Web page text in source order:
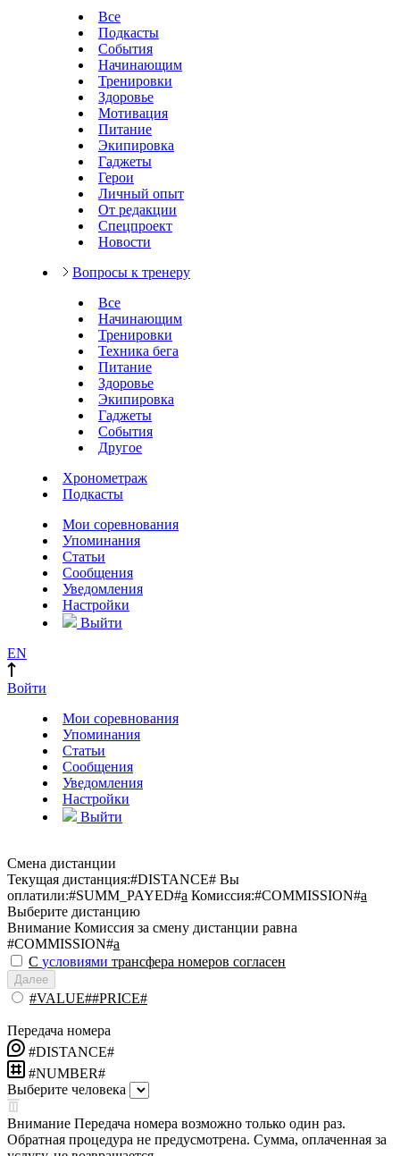
Все
Подкасты
События
Начинающим
Тренировки
Здоровье
Мотивация
Питание
Экипировка
Гаджеты
Герои
Личный опыт
От редакции
Спецпроект
Новости
Вопросы к тренеру
Все
Начинающим
Тренировки
Техника бега
Питание
Здоровье
Экипировка
Гаджеты
События
Другое
Хронометраж
Подкасты
Мои соревнования
Упоминания
Статьи
Сообщения
Уведомления
Настройки
Выйти
EN
Войти
Мои соревнования
Упоминания
Статьи
Сообщения
Уведомления
Настройки
Выйти
Смена дистанции
Текущая дистанция:#DISTANCE# Вы
оплатили:#SUMM_PAYED#a Комиссия:#COMMISSION#a
Выберите дистанцию
Внимание Комиссия за смену дистанции равна
#COMMISSION#a
С условиями трансфера номеров согласен
Далее
#VALUE##PRICE#
Передача номера
#DISTANCE#
#NUMBER#
Выберите человека
Внимание Передача номера возможно только один раз.
Обратная процедура не предусмотрена. Сумма, оплаченная за